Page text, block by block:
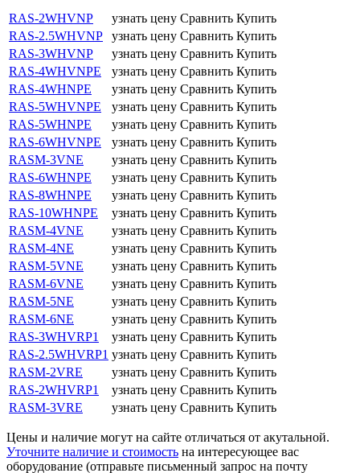
RAS-2WHVNP узнать цену Сравнить Купить
RAS-2.5WHVNP
узнать цену Сравнить Купить
RAS-3WHVNP
узнать цену Сравнить Купить
RAS-4WHVNPE
узнать цену Сравнить Купить
RAS-4WHNPE
узнать цену Сравнить Купить
RAS-5WHVNPE
узнать цену Сравнить Купить
RAS-5WHNPE
узнать цену Сравнить Купить
RAS-6WHVNPE
узнать цену Сравнить Купить
RASM-3VNE
узнать цену Сравнить Купить
RAS-6WHNPE
узнать цену Сравнить Купить
RAS-8WHNPE
узнать цену Сравнить Купить
RAS-10WHNPE
узнать цену Сравнить Купить
RASM-4VNE
узнать цену Сравнить Купить
RASM-4NE
узнать цену Сравнить Купить
RASM-5VNE
узнать цену Сравнить Купить
RASM-6VNE
узнать цену Сравнить Купить
RASM-5NE
узнать цену Сравнить Купить
RASM-6NE
узнать цену Сравнить Купить
RAS-3WHVRP1
узнать цену Сравнить Купить
RAS-2.5WHVRP1 узнать цену Сравнить Купить
RASM-2VRE
узнать цену Сравнить Купить
RAS-2WHVRP1
узнать цену Сравнить Купить
RASM-3VRE
узнать цену Сравнить Купить
Цены и наличие могут на сайте отличаться от акутальной.
Уточните наличие и стоимость на интересующее вас
оборудование (отправьте письменный запрос на почту